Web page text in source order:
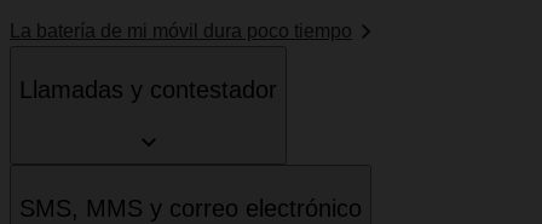
La batería de mi móvil dura poco tiempo
Llamadas y contestador
SMS, MMS y correo electrónico